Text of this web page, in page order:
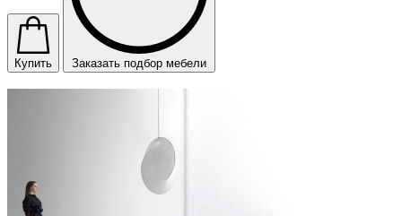
Купить Заказать подбор мебели